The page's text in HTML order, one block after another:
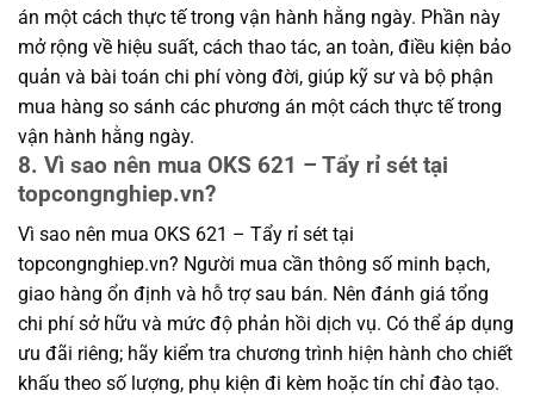
án một cách thực tế trong vận hành hằng ngày. Phần này
mở rộng về hiệu suất, cách thao tác, an toàn, điều kiện bảo
quản và bài toán chi phí vòng đời, giúp kỹ sư và bộ phận
mua hàng so sánh các phương án một cách thực tế trong
vận hành hằng ngày.
8. Vì sao nên mua OKS 621 – Tẩy rỉ sét tại
topcongnghiep.vn?
Vì sao nên mua OKS 621 – Tẩy rỉ sét tại
topcongnghiep.vn? Người mua cần thông số minh bạch,
giao hàng ổn định và hỗ trợ sau bán. Nên đánh giá tổng
chi phí sở hữu và mức độ phản hồi dịch vụ. Có thể áp dụng
ưu đãi riêng; hãy kiểm tra chương trình hiện hành cho chiết
khấu theo số lượng, phụ kiện đi kèm hoặc tín chỉ đào tạo.